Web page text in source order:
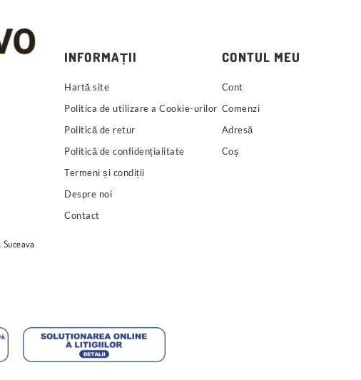
INFORMAȚII
Hartă site
Politica de utilizare a Cookie-urilor
Politică de retur
Politică de confidențialitate
Termeni și condiții
Despre noi
Contact
CONTUL MEU
Cont
Comenzi
Adresă
Coș